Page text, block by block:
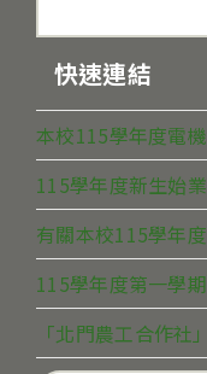
快速連結
本校115學年度電
115學年度新生始
有關本校115學年
115學年度第一學
「北門農工合作